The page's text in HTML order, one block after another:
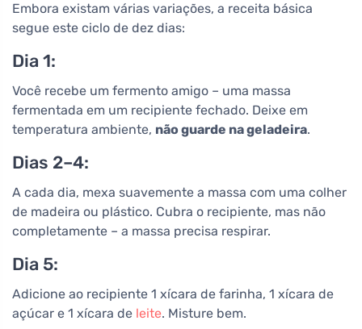
Embora existam várias variações, a receita básica
segue este ciclo de dez dias:
Dia 1:
Você recebe um fermento amigo – uma massa
fermentada em um recipiente fechado. Deixe em
temperatura ambiente, não guarde na geladeira.
Dias 2–4:
A cada dia, mexa suavemente a massa com uma colher
de madeira ou plástico. Cubra o recipiente, mas não
completamente – a massa precisa respirar.
Dia 5:
Adicione ao recipiente 1 xícara de farinha, 1 xícara de
açúcar e 1 xícara de leite. Misture bem.